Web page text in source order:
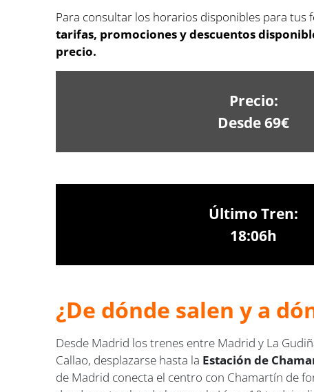
Para consultar los horarios disponibles para tus
tarifas, promociones y descuentos
precio.
Precio:
Desde 69€
Último Tren:
18:06h
¿De dónde salen y a
Desde Madrid los trenes entre Madrid y La
Callao, desplazarse hasta la Estación de
de Madrid conecta el centro con Chamartín de